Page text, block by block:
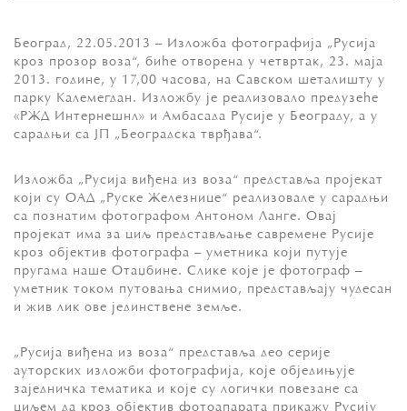
Београд, 22.05.2013 – Изложба фотографија „Русија
кроз прозор воза“, биће отворена у четвртак, 23. маја
2013. године, у 17,00 часова, на Савском шеталишту у
парку Калемегдан. Изложбу је реализовало предузеће
«РЖД Интернешнл» и Амбасада Русије у Београду, а у
сарадњи са ЈП „Београдска тврђава“.
Изложба „Русија виђена из воза“ представља пројекат
који су ОАД „Руске Железнице“ реализовале у сарадњи
са познатим фотографом Антоном Ланге. Овај
пројекат има за циљ представљање савремене Русије
кроз објектив фотографа – уметника који путује
пругама наше Отаџбине. Слике које је фотограф –
уметник током путовања снимио, представљају чудесан
и жив лик ове јединствене земље.
„Русија виђена из воза“ представља део серије
ауторских изложби фотографија, које обједињује
заједничка тематика и које су логички повезане са
циљем да кроз објектив фотоапарата прикажу Русију